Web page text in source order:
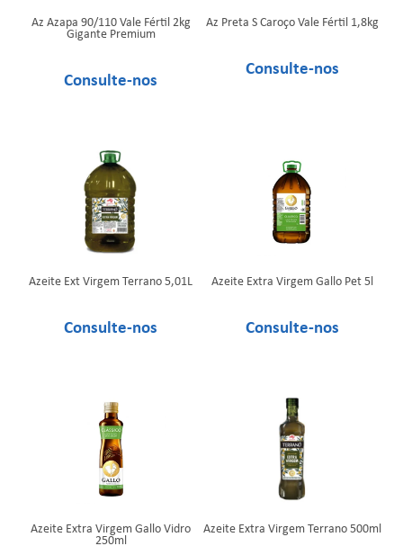
Az Azapa 90/110 Vale Fértil 2kg
Gigante Premium
Az Preta S Caroço Vale Fértil 1,8kg
Azeite Ext Virgem Terrano 5,01L Azeite Extra Virgem Gallo Pet 5l
Azeite Extra Virgem Gallo Vidro
250ml
Azeite Extra Virgem Terrano 500ml